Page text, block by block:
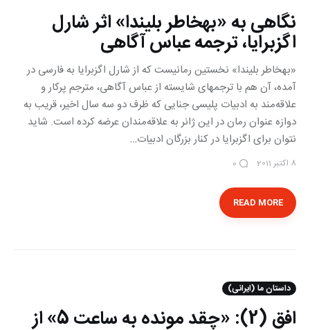
نگاهی به «به‎خاطر بلیندا» اثر شارل
اگزبرایا، ترجمه عباس آگاهی
«به‎خاطر بلیندا» نخستین رمانی‎ست كه از شارل اگزبرایا به فارسی در
آمده، آن هم با ترجمه‎ای شایسته از عباس آگاهی، مترجم پركار و
علاقه‌مند به ادبیات پلیسی جنایی كه ظرف دو سه سال اخیر، قریب به
دوازه عنوان رمان در این ژانر به علاقه‌مندان عرضه كرده است. شاید
نتوان برای اگزبرایا در كنار بزرگان ادبیات…
8 اکتبر 2011 0
READ MORE
داستان ما (ایرانی)
افق (2): «چقد مونده به ساعت 5» از